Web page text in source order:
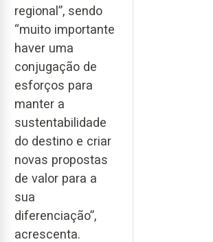
regional”, sendo
“muito importante
haver uma
conjugação de
esforços para
manter a
sustentabilidade
do destino e criar
novas propostas
de valor para a
sua
diferenciação”,
acrescenta.